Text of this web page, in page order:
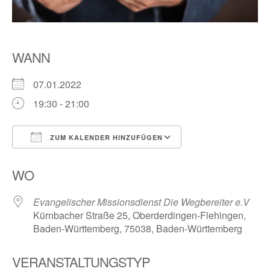
WANN
07.01.2022
19:30 - 21:00
ZUM KALENDER HINZUFÜGEN
WO
Evangelischer Missionsdienst Die Wegbereiter e.V
Kürnbacher Straße 25, Oberderdingen-Flehingen,
Baden-Württemberg, 75038, Baden-Württemberg
VERANSTALTUNGSTYP